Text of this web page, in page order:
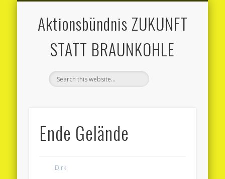
Aktionsbündnis ZUKUNFT
STATT BRAUNKOHLE
Ende Gelände
Dirk